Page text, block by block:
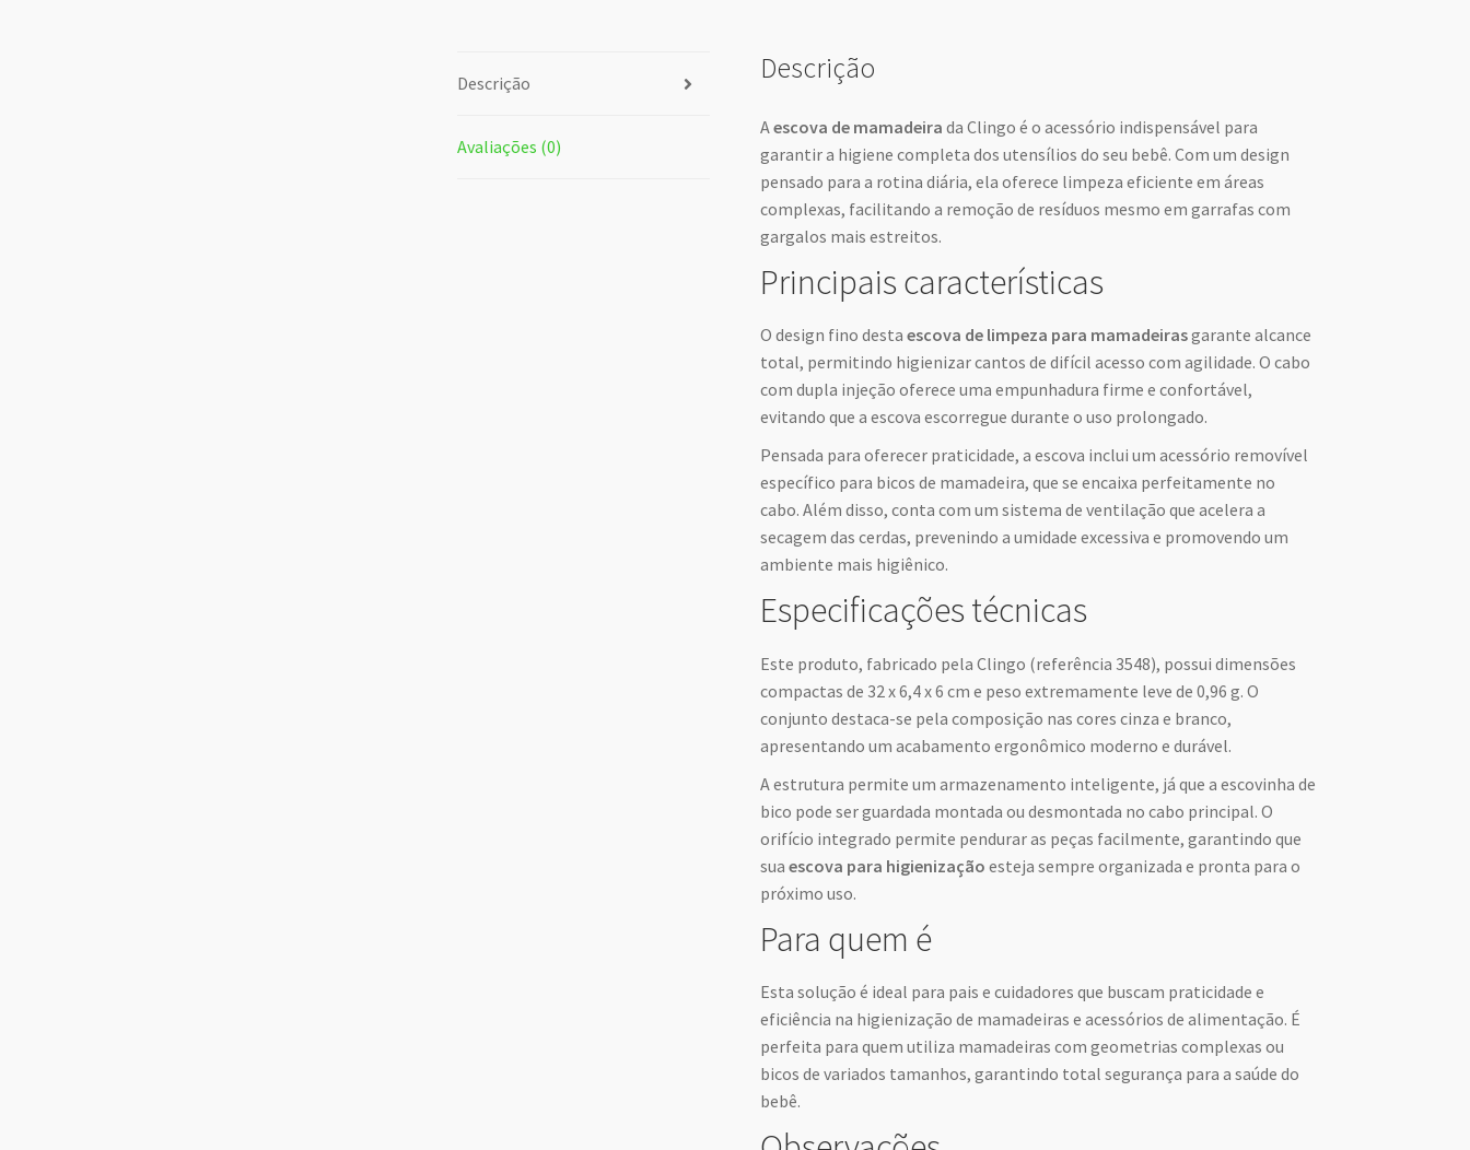
Descrição
Avaliações (0)
Descrição
Aescova de mamadeira da Clingo é o acessório indispensável para
garantir a higiene completa dos utensílios do seu bebê. Com um design
pensado para a rotina diária, ela oferece limpeza eficiente em áreas
complexas, facilitando a remoção de resíduos mesmo em garrafas com
gargalos mais estreitos.
Principais características
O design fino destaescova de limpeza para mamadeirasgarante alcance
total, permitindo higienizar cantos de difícil acesso com agilidade. O cabo
com dupla injeção oferece uma empunhadura firme e confortável,
evitando que a escova escorregue durante o uso prolongado.
Pensada para oferecer praticidade, a escova inclui um acessório removível
específico para bicos de mamadeira, que se encaixa perfeitamente no
cabo. Além disso, conta com um sistema de ventilação que acelera a
secagem das cerdas, prevenindo a umidade excessiva e promovendo um
ambiente mais higiênico.
Especificações técnicas
Este produto, fabricado pela Clingo (referência 3548), possui dimensões
compactas de 32 x 6,4 x 6 cm e peso extremamente leve de 0,96 g. O
conjunto destaca-se pela composição nas cores cinza e branco,
apresentando um acabamento ergonômico moderno e durável.
A estrutura permite um armazenamento inteligente, já que a escovinha de
bico pode ser guardada montada ou desmontada no cabo principal. O
orifício integrado permite pendurar as peças facilmente, garantindo que
suaescova para higienização esteja sempre organizada e pronta para o
próximo uso.
Para quem é
Esta solução é ideal para pais e cuidadores que buscam praticidade e
eficiência na higienização de mamadeiras e acessórios de alimentação. É
perfeita para quem utiliza mamadeiras com geometrias complexas ou
bicos de variados tamanhos, garantindo total segurança para a saúde do
bebê.